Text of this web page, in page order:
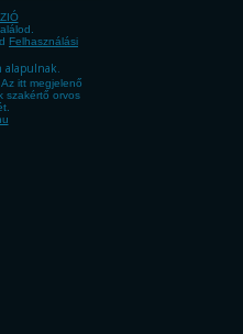
Felhasználási
alapulnak.
itt megjelenő
szakértő orvos